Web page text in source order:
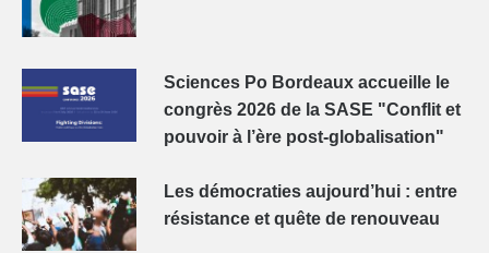
Sciences Po Bordeaux accueille le
congrès 2026 de la SASE "Conflit et
pouvoir à l’ère post-globalisation"
Les démocraties aujourd’hui : entre
résistance et quête de renouveau